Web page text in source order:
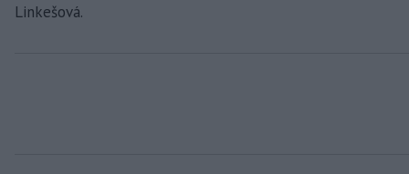
Linkešová.